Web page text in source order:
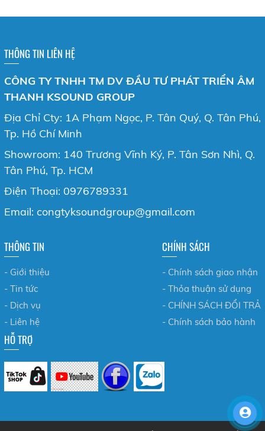
THÔNG TIN LIÊN HỆ
CÔNG TY TNHH TM DV ĐẦU TƯ PHÁT TRIỂN ÂM
THANH KSOUND GROUP
Địa Chỉ Cty: 1A Phạm Ngọc, P. Tân Quý, Q. Tân Phú,
Tp. Hồ Chí Minh
Showroom: 140 Trương Vĩnh Ký, P. Tân Sơn Nhì, Q.
Tân Phú, Tp. HCM
Điện Thoại: 0976789331
Email: congtyksoundgroup@gmail.com
THÔNG TIN
- Giới thiệu
- Tin tức
- Dịch vụ
- Liên hệ
CHÍNH SÁCH
- Chính sách giao nhận
- Thỏa thuận sử dụng
- CHÍNH SÁCH ĐỔI TRẢ
- Chính sách bảo hành
HỖ TRỢ